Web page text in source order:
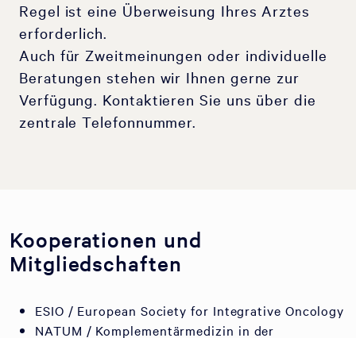
Regel ist eine Überweisung Ihres Arztes
erforderlich.
Auch für Zweitmeinungen oder individuelle
Beratungen stehen wir Ihnen gerne zur
Verfügung. Kontaktieren Sie uns über die
zentrale Telefonnummer.
Kooperationen und
Mitgliedschaften
ESIO / European Society for Integrative Oncology
NATUM / Komplementärmedizin in der